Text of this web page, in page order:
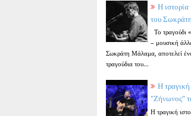
Η
του
Το τραγούδι
– μουσική
Σωκράτη Μάλαμα, αποτελεί
τραγούδια του...
Η
"Ζήνωνος"
Η τραγική